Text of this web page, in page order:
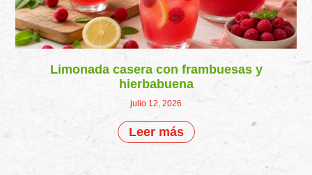
Limonada casera con frambuesas y
hierbabuena
julio 12, 2026
Leer más